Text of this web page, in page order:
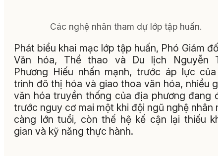
Các nghệ nhân tham dự lớp tập huấn.
Phát biểu khai mạc lớp tập huấn, Phó Giám
Văn hóa, Thể thao và Du lịch Nguyễn
Phương Hiếu nhấn mạnh, trước áp lực của
trình đô thị hóa và giao thoa văn hóa, nhiều
văn hóa truyền thống của địa phương đang
trước nguy cơ mai một khi đội ngũ nghệ nhân
càng lớn tuổi, còn thế hệ kế cận lại thiếu
gian và kỹ năng thực hành.